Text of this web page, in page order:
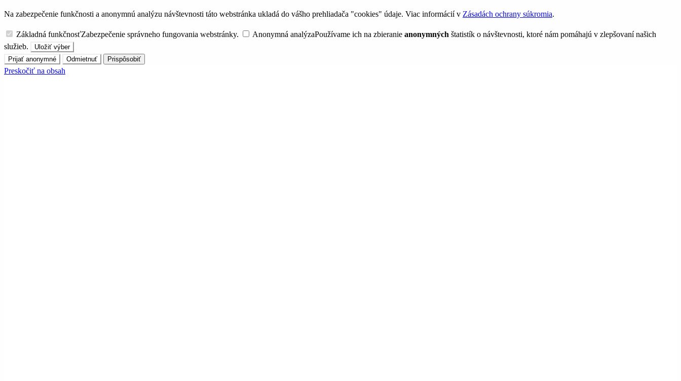
Na zabezpečenie funkčnosti a anonymnú analýzu návštevnosti táto webstránka ukladá do vášho prehliadača "cookies" údaje. Viac informácií v Zásadách ochrany súkromia.
Základná funkčnosťZabezpečenie správneho fungovania webstránky. Anonymná analýzaPoužívame ich na zbieranie anonymných štatistík o návštevnosti, ktoré nám pomáhajú v zlepšovaní našich
služieb.
Uložiť výber
Prijať anonymné
Odmietnuť Prispôsobiť
Preskočiť na obsah